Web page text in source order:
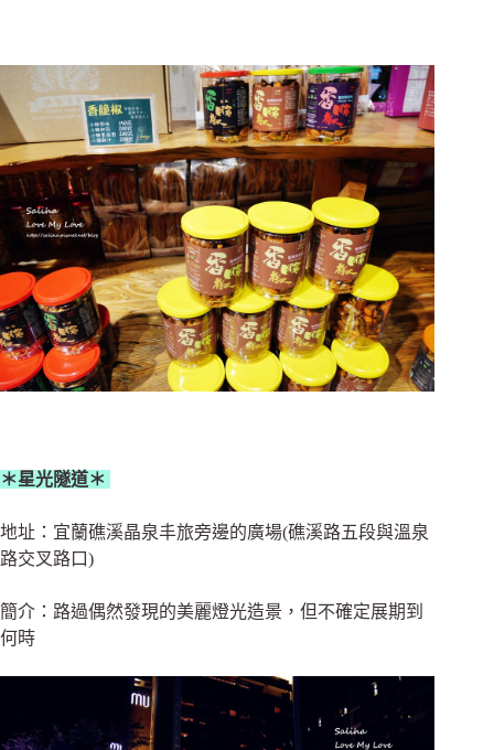
＊星光隧道＊
地址：宜蘭礁溪晶泉丰旅旁邊的廣場(礁溪路五段與溫泉
路交叉路口)
簡介：路過偶然發現的美麗燈光造景，但不確定展期到
何時